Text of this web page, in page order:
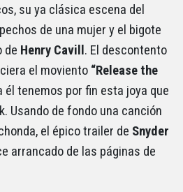
su ya clásica escena del
de una mujer y el bigote
de Henry Cavill . El descontento
el moviento “Release the
él tenemos por fin esta joya que
Usando de fondo una canción
el épico trailer de Snyder
arrancado de las páginas de